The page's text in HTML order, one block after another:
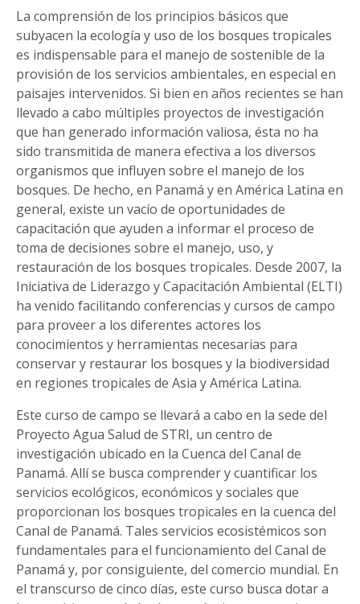
La comprensión de los principios básicos que
subyacen la ecología y uso de los bosques tropicales
es indispensable para el manejo de sostenible de la
provisión de los servicios ambientales, en especial en
paisajes intervenidos. Si bien en años recientes se han
llevado a cabo múltiples proyectos de investigación
que han generado información valiosa, ésta no ha
sido transmitida de manera efectiva a los diversos
organismos que influyen sobre el manejo de los
bosques. De hecho, en Panamá y en América Latina en
general, existe un vacío de oportunidades de
capacitación que ayuden a informar el proceso de
toma de decisiones sobre el manejo, uso, y
restauración de los bosques tropicales. Desde 2007, la
Iniciativa de Liderazgo y Capacitación Ambiental (ELTI)
ha venido facilitando conferencias y cursos de campo
para proveer a los diferentes actores los
conocimientos y herramientas necesarias para
conservar y restaurar los bosques y la biodiversidad
en regiones tropicales de Asia y América Latina.
Este curso de campo se llevará a cabo en la sede del
Proyecto Agua Salud de STRI, un centro de
investigación ubicado en la Cuenca del Canal de
Panamá. Allí se busca comprender y cuantificar los
servicios ecológicos, económicos y sociales que
proporcionan los bosques tropicales en la cuenca del
Canal de Panamá. Tales servicios ecosistémicos son
fundamentales para el funcionamiento del Canal de
Panamá y, por consiguiente, del comercio mundial. En
el transcurso de cinco días, este curso busca dotar a